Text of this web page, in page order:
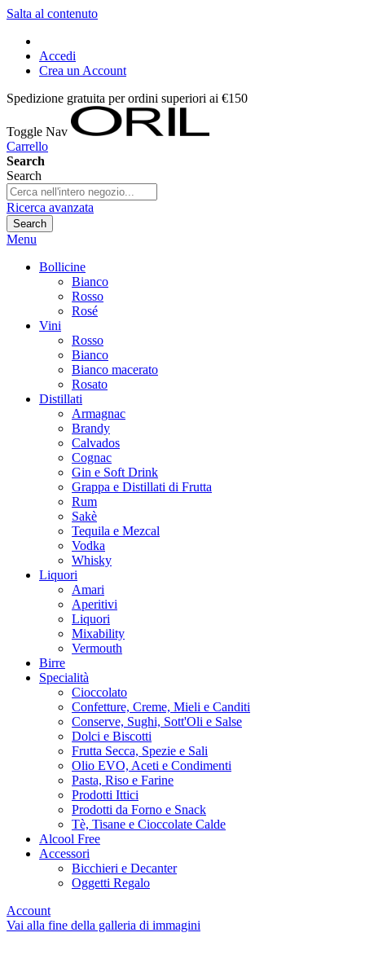
Salta al contenuto
Accedi
Crea un Account
Spedizione gratuita per ordini superiori ai €150
Toggle Nav
Carrello
Search
Search
Ricerca avanzata
Search
Menu
Bollicine
Bianco
Rosso
Rosé
Vini
Rosso
Bianco
Bianco macerato
Rosato
Distillati
Armagnac
Brandy
Calvados
Cognac
Gin e Soft Drink
Grappa e Distillati di Frutta
Rum
Sakè
Tequila e Mezcal
Vodka
Whisky
Liquori
Amari
Aperitivi
Liquori
Mixability
Vermouth
Birre
Specialità
Cioccolato
Confetture, Creme, Mieli e Canditi
Conserve, Sughi, Sott'Oli e Salse
Dolci e Biscotti
Frutta Secca, Spezie e Sali
Olio EVO, Aceti e Condimenti
Pasta, Riso e Farine
Prodotti Ittici
Prodotti da Forno e Snack
Tè, Tisane e Cioccolate Calde
Alcool Free
Accessori
Bicchieri e Decanter
Oggetti Regalo
Account
Vai alla fine della galleria di immagini